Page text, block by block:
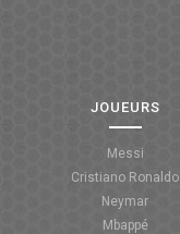
JOUEURS
Messi
Cristiano Ronaldo
Neymar
Mbappé